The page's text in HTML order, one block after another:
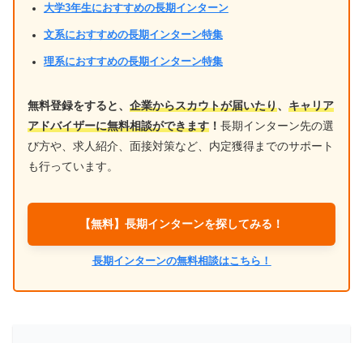
大学3年生におすすめの長期インターン
文系におすすめの長期インターン特集
理系におすすめの長期インターン特集
無料登録をすると、 企業からスカウトが届いたり、 キャリア
アドバイザーに無料相談ができます ！ 長期インターン先の選
び方や、求人紹介、面接対策など、内定獲得までのサポート
も行っています。
【無料】長期インターンを探してみる！
長期インターンの無料相談はこちら！